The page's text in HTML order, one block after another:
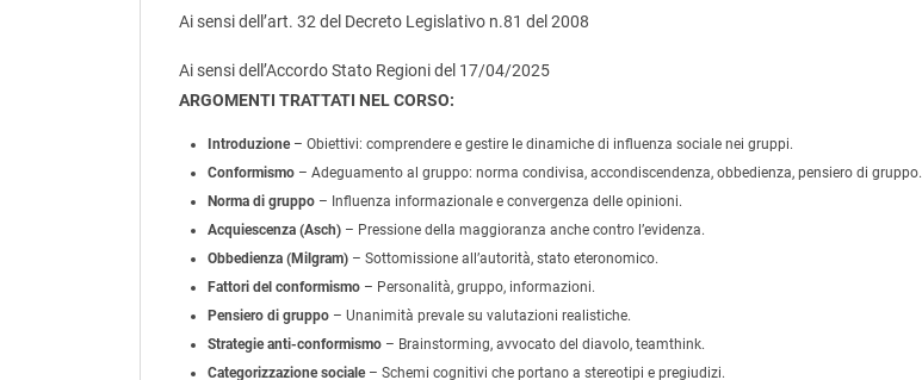
Ai sensi dell’art. 32 del Decreto Legislativo n.81 del 2008
Ai sensi dell’Accordo Stato Regioni del 17/04/2025
ARGOMENTI TRATTATI NEL CORSO:
Introduzione– Obiettivi: comprendere e gestire le dinamiche di influenza sociale nei gruppi.
Conformismo – Adeguamento al gruppo: norma condivisa, accondiscendenza, obbedienza, pensiero di gruppo.
Norma di gruppo – Influenza informazionale e convergenza delle opinioni.
Acquiescenza (Asch) – Pressione della maggioranza anche contro l’evidenza.
Obbedienza (Milgram) – Sottomissione all’autorità, stato eteronomico.
Fattori del conformismo – Personalità, gruppo, informazioni.
Pensiero di gruppo – Unanimità prevale su valutazioni realistiche.
Strategie anti-conformismo – Brainstorming, avvocato del diavolo, teamthink.
Categorizzazione sociale– Schemi cognitivi che portano a stereotipi e pregiudizi.